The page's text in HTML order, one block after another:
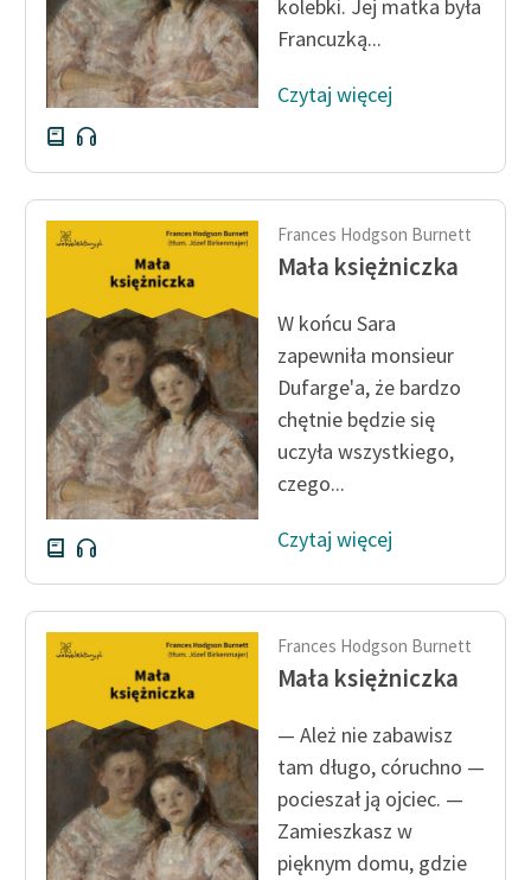
niepełnosprawnościami
E-kolekcja lektur
szkolnych i literatury do
słuchania dla uczennic i
uczniów z
niepełnosprawnościami
Feministyczne inspiracje.
Popularyzacja
skandynawskiej literatury
feministycznej
Ręce pełne poezji
Kolekcje edukacyjne
twórców przechodzących
do domeny publicznej,
lektur szkolnych oraz
Starego Testamentu
Odkurzamy bohaterów
Szkoła Poezji Wolnych
Lektur
Kontakt
O projekcie
Zespół
kolebki. Jej matka była
Francuzką...
Czytaj więcej
Frances Hodgson Burnett
Mała księżniczka
W końcu Sara
zapewniła monsieur
Dufarge'a, że bardzo
chętnie będzie się
uczyła wszystkiego,
czego...
Czytaj więcej
Frances Hodgson Burnett
Mała księżniczka
— Ależ nie zabawisz
tam długo, córuchno —
pocieszał ją ojciec. —
Zamieszkasz w
pięknym domu, gdzie